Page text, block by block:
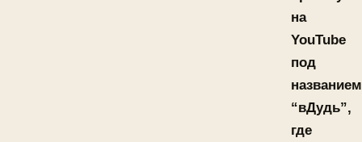
на
YouTube
под
названием
“вДудь”,
где